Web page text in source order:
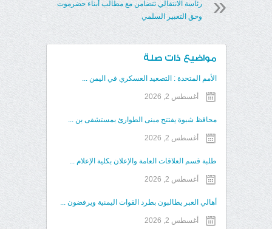
رئاسة الانتقالي تتضامن مع مطالب أبناء حضرموت
وحق التعبير السلمي
مواضيع ذات صلة
الأمم المتحدة : التصعيد العسكري في اليمن ...
أغسطس 2, 2026
محافظ شبوة يفتتح مبنى الطوارئ بمستشفى بن ...
أغسطس 2, 2026
طلبة قسم العلاقات العامة والإعلان بكلية الإعلام ...
أغسطس 2, 2026
أهالي العبر يطالبون بطرد القوات اليمنية ويرفضون ...
أغسطس 2, 2026